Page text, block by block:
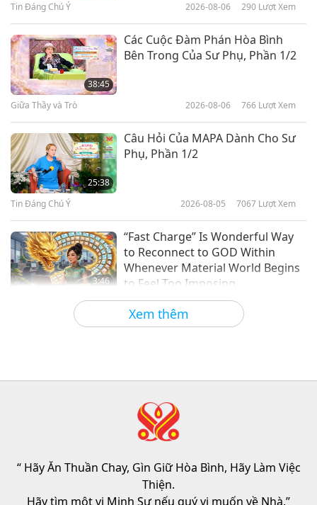
Đức Ngô Minh Chiêu (thuần
No-ê (trường chay): Vị Tổ Phụ
Xem thêm
Tin Đáng Chú Ý 2026-08-06 290 Lượt Xem
38:45
Các Cuộc Đàm Phán Hòa Bình
Bên Trong Của Sư Phụ, Phần 1/2
Giữa Thầy và Trò 2026-08-06 766 Lượt Xem
25:38
Câu Hỏi Của MAPA Dành Cho Sư
Phụ, Phần 1/2
Tin Đáng Chú Ý 2026-08-05 7067 Lượt Xem
3:46
“Fast Charge” Is Wonderful Way
to Reconnect to GOD Within
Whenever Material World Begins
to Feel Too Imposing
2026-08-05 1199
38:07
Đạo Đức Hồi Giáo Về Nước: Trích
Lời Thánh Khải 2026-08-05 269Lượt Xem
“ Hãy Ăn Thuần Chay, Gìn Giữ Hòa Bình, Hãy Làm Việc
Thiện.
Hãy tìm một vị Minh Sư nếu quý vị muốn về Nhà.”